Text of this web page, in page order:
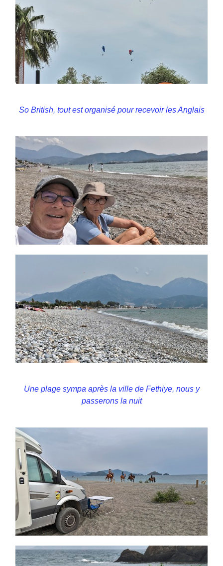
So British, tout est organisé pour recevoir les Anglais
Une plage sympa après la ville de Fethiye, nous y
passerons la nuit